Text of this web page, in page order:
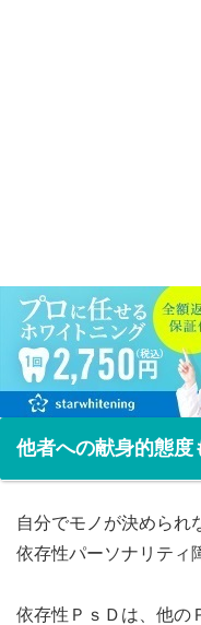
他者への献身的態
自分でモノが決められ
依存性パーソナリティ
依存性ＰｓＤは、他の